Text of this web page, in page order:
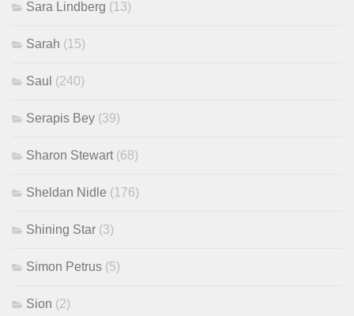
Sara Lindberg (13)
Sarah (15)
Saul (240)
Serapis Bey (39)
Sharon Stewart (68)
Sheldan Nidle (176)
Shining Star (3)
Simon Petrus (5)
Sion (2)